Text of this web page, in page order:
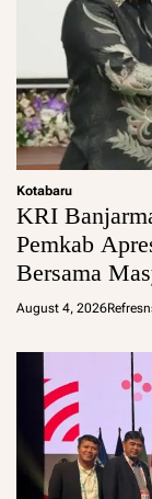
Kotabaru
KRI
Pemkab
Bersama
August 4, 2026